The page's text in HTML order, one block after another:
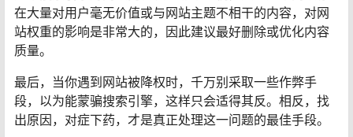
在大量对用户毫无价值或与网站主题不相干的内容，对网
站权重的影响是非常大的，因此建议最好删除或优化内容
质量。
最后，当你遇到网站被降权时，千万别采取一些作弊手
段，以为能蒙骗搜索引擎，这样只会适得其反。相反，找
出原因，对症下药，才是真正处理这一问题的最佳手段。